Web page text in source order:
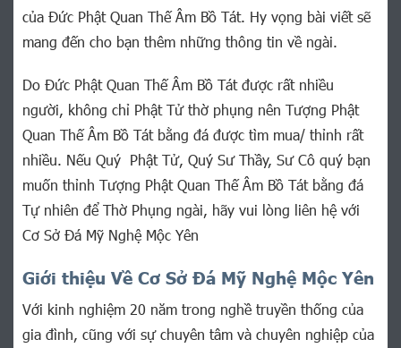
của Đức Phật Quan Thế Âm Bồ Tát. Hy vọng bài viết sẽ
mang đến cho bạn thêm những thông tin về ngài.
Do Đức Phật Quan Thế Âm Bồ Tát được rất nhiều
người, không chỉ Phật Tử thờ phụng nên Tượng Phật
Quan Thế Âm Bồ Tát bằng đá được tìm mua/ thỉnh rất
nhiều. Nếu Quý Phật Tử, Quý Sư Thầy, Sư Cô quý bạn
muốn thỉnh Tượng Phật Quan Thế Âm Bồ Tát bằng đá
Tự nhiên để Thờ Phụng ngài, hãy vui lòng liên hệ với
Cơ Sở Đá Mỹ Nghệ Mộc Yên
Giới thiệu Về Cơ Sở Đá Mỹ Nghệ Mộc Yên
Với kinh nghiệm 20 năm trong nghề truyền thống của
gia đình, cũng với sự chuyên tâm và chuyên nghiệp của